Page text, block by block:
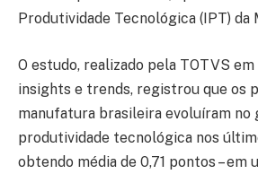
Produtividade Tecnológica (IPT) da
O estudo, realizado pela TOTVS
insights e trends, registrou que os
manufatura brasileira evoluíram no
produtividade tecnológica nos
obtendo média de 0,71 pontos – em